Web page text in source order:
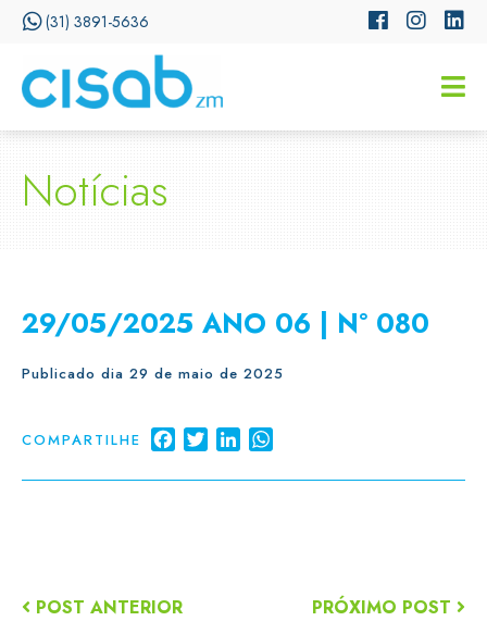
(31) 3891-5636
Notícias
29/05/2025 ANO 06 | N° 080
Publicado dia 29 de maio de 2025
COMPARTILHE FacebookTwitterLinkedIn
POST ANTERIOR PRÓXIMO POST
CISSA